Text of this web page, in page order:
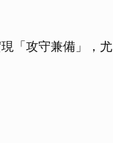
「攻守兼備」，尤